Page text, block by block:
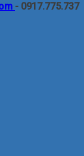
- 0917.775.737